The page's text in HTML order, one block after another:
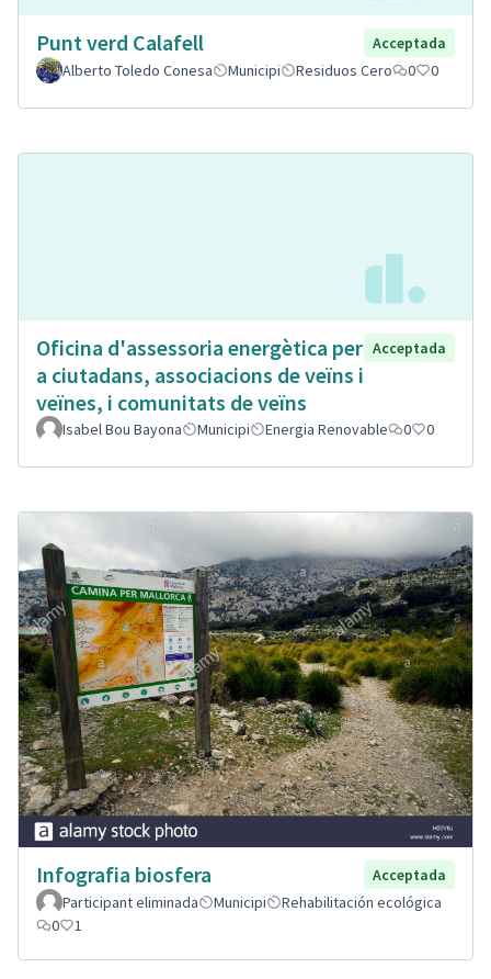
Punt verd Calafell
Acceptada
Alberto Toledo Conesa
Municipi Residuos Cero 0 0
Oficina d'assessoria energètica per
a ciutadans, associacions de veïns i
veïnes, i comunitats de veïns
Acceptada
Isabel Bou Bayona Municipi Energia Renovable 0 0
Infografia biosfera
Acceptada
Participant eliminada
Municipi
Rehabilitación ecológica
0
1